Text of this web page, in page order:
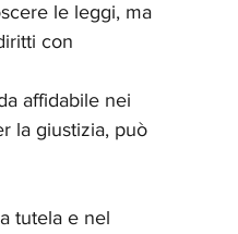
le leggi, ma
con
affidabile nei
la giustizia, può
tutela e nel